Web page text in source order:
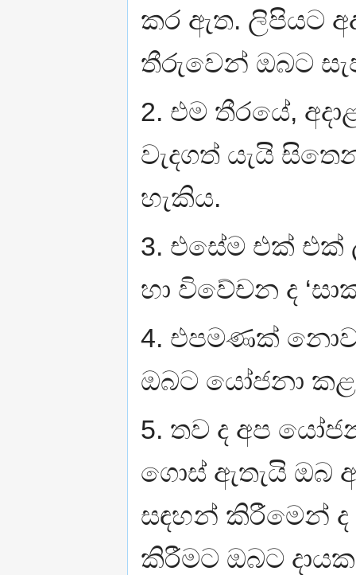
කර ඇත. ලිපියට
තීරුවෙන් ඔබට
2. එම තීරයේ,
වැදගත් යැයි
හැකිය.
3. එසේම එක් එක්
හා විවේචන ද
4. එපමණක් නොව
ඔබට යෝජනා
5. තව ද අප
ගොස් ඇතැයි ඔබ
සඳහන් කිරීමෙන්
කිරීමට ඔබට